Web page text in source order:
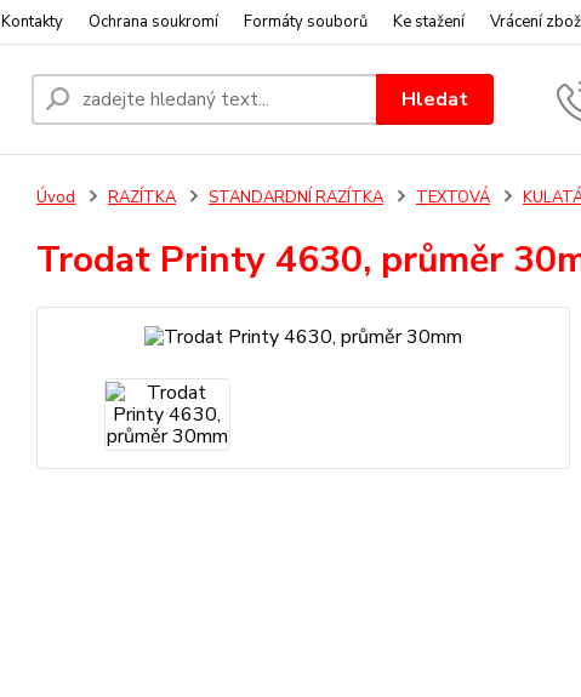
Kontakty Ochrana soukromí Formáty souborů Ke stažení Vrácení
Hledat
Úvod RAZÍTKA STANDARDNÍ RAZÍTKA TEXTOVÁ
Trodat Printy 4630, průměr